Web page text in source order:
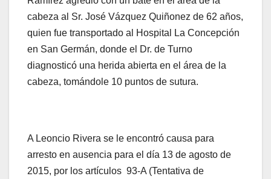
cabeza al Sr. José Vázquez Quiñonez de 62 años,
quien fue transportado al Hospital La Concepción
en San Germán, donde el Dr. de Turno
diagnosticó una herida abierta en el área de la
cabeza, tomándole 10 puntos de sutura.
A Leoncio Rivera se le encontró causa para
arresto en ausencia para el día 13 de agosto de
2015, por los artículos 93-A (Tentativa de